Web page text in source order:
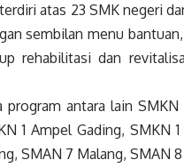
atas 23 SMK negeri
sembilan menu
rehabilitasi dan
antara lain
1 Ampel Gading, SMKN
SMAN 7 Malang, SMAN